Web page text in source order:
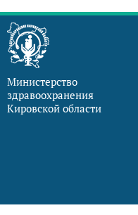
Министерство
здравоохранения
Кировской области